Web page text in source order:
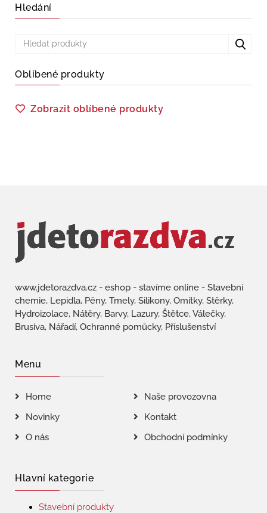
Hledání
Oblíbené produkty
Zobrazit oblíbené produkty
www.jdetorazdva.cz - eshop - stavíme online - Stavební
chemie, Lepidla, Pěny, Tmely, Silikony, Omítky, Stěrky,
Hydroizolace, Nátěry, Barvy, Lazury, Štětce, Válečky,
Brusiva, Nářadí, Ochranné pomůcky, Příslušenství
Menu
Home
Naše provozovna
Novinky
Kontakt
O nás
Obchodní podmínky
Hlavní kategorie
Stavební produkty